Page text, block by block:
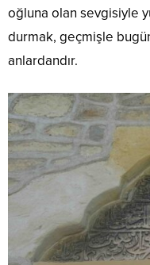
oğluna olan sevgisiyle
durmak, geçmişle
anlardandır.